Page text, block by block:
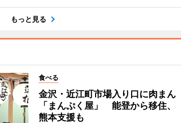
もっと見る
食べる
金沢・近江町市場入り口に肉まん
「まんぷく屋」 能登から移住、
熊本支援も